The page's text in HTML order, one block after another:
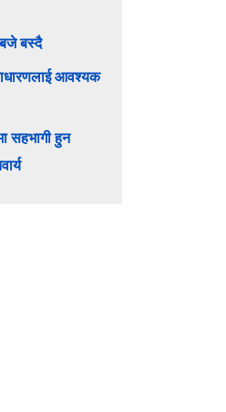
बस्दै
आवश्यक
सहभागी हुन